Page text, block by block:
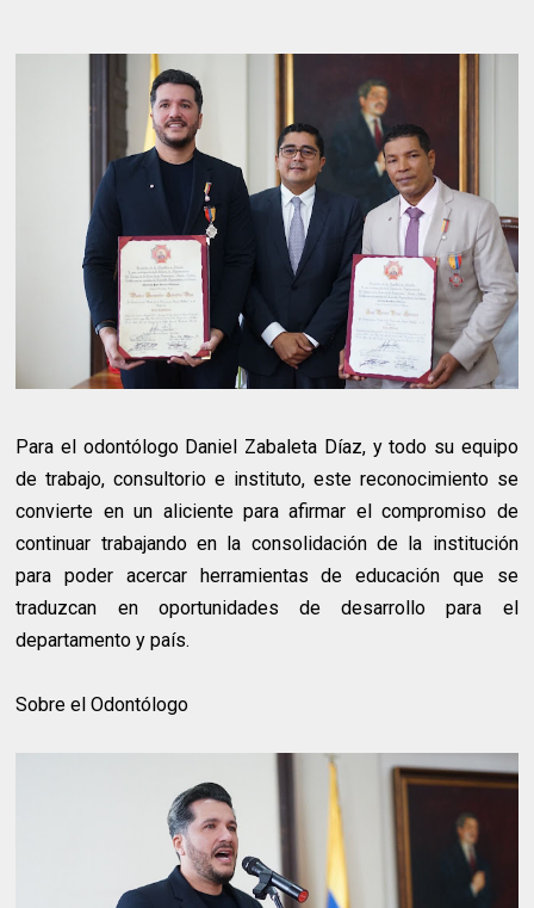
Para el odontólogo Daniel Zabaleta Díaz, y todo su equipo
de trabajo, consultorio e instituto, este reconocimiento se
convierte en un aliciente para afirmar el compromiso de
continuar trabajando en la consolidación de la institución
para poder acercar herramientas de educación que se
traduzcan en oportunidades de desarrollo para el
departamento y país.
Sobre el Odontólogo